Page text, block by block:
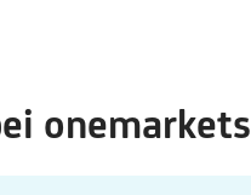
onemarkets